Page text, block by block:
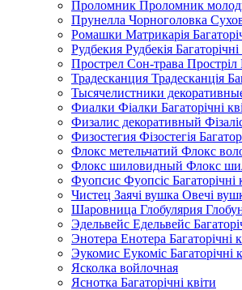
Проломник Проломник
Прунелла Чорноголовка
Ромашки Матрикарія
Рудбекия Рудбекія Багаторічні
Прострел Сон-трава Простріл
Традесканция Традесканція
Тысячелистники
Фиалки Фіалки Багаторічні
Физалис декоративный
Физостегия Фізостегія
Флокс метельчатий Флокс
Флокс шиловидный Флокс
Фуопсис Фуопсіс Багаторічні
Чистец Заячі вушка Овечі
Шаровница Глобулярия
Эдельвейс Едельвейс
Энотера Енотера Багаторічні
Эукомис Еукоміс Багаторічні
Ясколка войлочная
Яснотка Багаторічні квіти